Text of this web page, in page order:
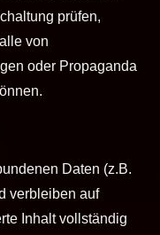
prüfen,
von
oder Propaganda
Daten (z.B.
verbleiben auf
Inhalt vollständig